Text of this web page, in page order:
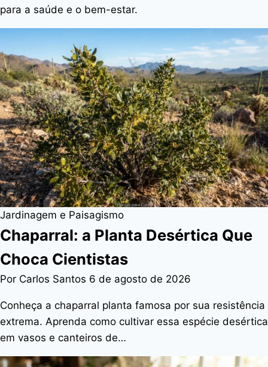
para a saúde e o bem-estar.
Jardinagem e Paisagismo
Chaparral: a Planta Desértica Que
Choca Cientistas
Por Carlos Santos 6 de agosto de 2026
Conheça a chaparral planta famosa por sua resistência
extrema. Aprenda como cultivar essa espécie desértica
em vasos e canteiros de…